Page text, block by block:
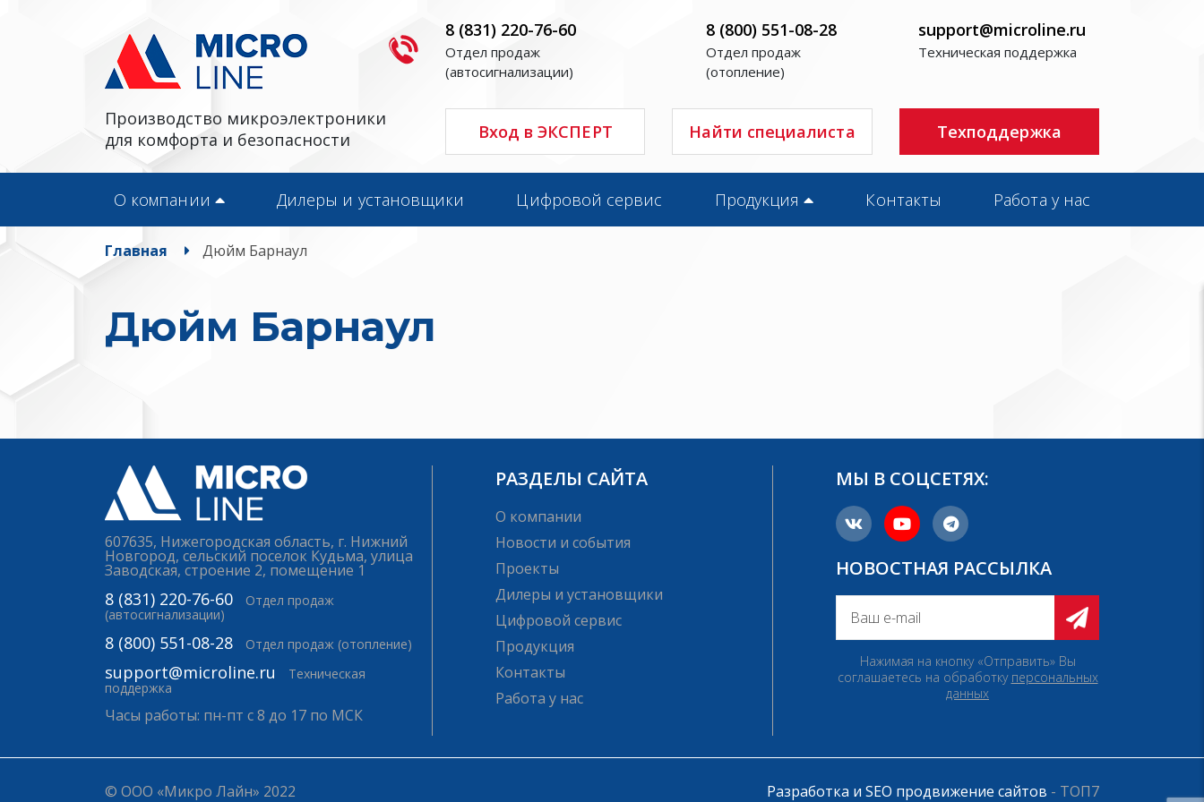
Производство микроэлектроники
для комфорта и безопасности
8 (831) 220-76-60
Отдел продаж
(автосигнализации)
8 (800) 551-08-28
Отдел продаж
(отопление)
support@microline.ru
Техническая поддержка
Вход в ЭКСПЕРТ Найти специалиста Техподдержка
О компании Дилеры и установщики Цифровой сервис Продукция Контакты Работа у нас
Главная Дюйм Барнаул
Дюйм Барнаул
607635, Нижегородская область, г. Нижний
Новгород, сельский поселок Кудьма, улица
Заводская, строение 2, помещение 1
8 (831) 220-76-60
Отдел продаж
(автосигнализации)
8 (800) 551-08-28 Отдел продаж (отопление)
support@microline.ru
Техническая
поддержка
Часы работы: пн-пт с 8 до 17 по МСК
РАЗДЕЛЫ САЙТА
О компании
Новости и события
Проекты
Дилеры и установщики
Цифровой сервис
Продукция
Контакты
Работа у нас
МЫ В СОЦСЕТЯХ:
НОВОСТНАЯ РАССЫЛКА
Нажимая на кнопку «Отправить» Вы
соглашаетесь на обработку персональных
данных
© ООО «Микро Лайн» 2022 Разработка и SEO продвижение сайтов - ТОП7